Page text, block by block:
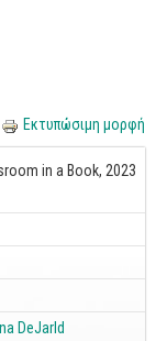
Εκτυπώσιμη μορφή
in a Book, 2023
DeJarld